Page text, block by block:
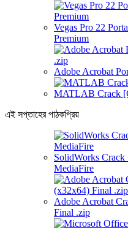
Vegas Pro 22
Premium
Adobe Acrobat
MATLAB Crack
এই সপ্তাহের পাঠকপ্রিয়
SolidWorks
MediaFire
Adobe Acrobat
Final .zip